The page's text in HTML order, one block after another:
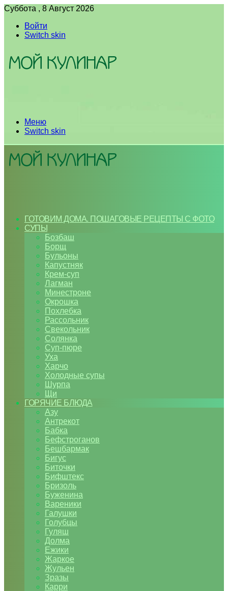
Суббота , 8 Август 2026
Войти
Switch skin
Меню
Switch skin
ГОТОВИМ ДОМА. ПОШАГОВЫЕ РЕЦЕПТЫ С ФОТО
СУПЫ
Бозбаш
Борщ
Бульоны
Капустняк
Крем-суп
Лагман
Минестроне
Окрошка
Похлебка
Рассольник
Свекольник
Солянка
Суп-пюре
Уха
Харчо
Холодные супы
Шурпа
Щи
ГОРЯЧИЕ БЛЮДА
Азу
Антрекот
Бабка
Бефстроганов
Бешбармак
Бигус
Биточки
Бифштекс
Бризоль
Буженина
Вареники
Галушки
Голубцы
Гуляш
Долма
Ежики
Жаркое
Жульен
Зразы
Карри